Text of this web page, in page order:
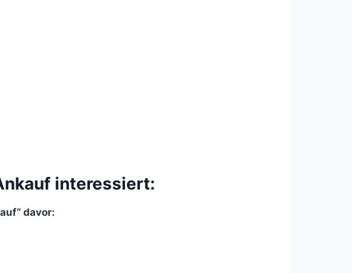
interessiert:
davor: